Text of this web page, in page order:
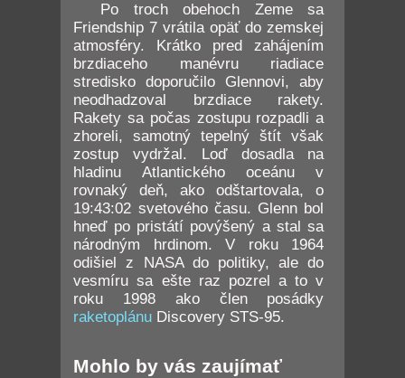
Po troch obehoch Zeme sa
Friendship 7 vrátila opäť do zemskej
atmosféry. Krátko pred zahájením
brzdiaceho manévru riadiace
stredisko doporučilo Glennovi, aby
neodhadzoval brzdiace rakety.
Rakety sa počas zostupu rozpadli a
zhoreli, samotný tepelný štít však
zostup vydržal. Loď dosadla na
hladinu Atlantického oceánu v
rovnaký deň, ako odštartovala, o
19:43:02 svetového času. Glenn bol
hneď po pristátí povýšený a stal sa
národným hrdinom. V roku 1964
odišiel z NASA do politiky, ale do
vesmíru sa ešte raz pozrel a to v
roku 1998 ako člen posádky
raketoplánu Discovery STS-95.
Mohlo by vás zaujímať